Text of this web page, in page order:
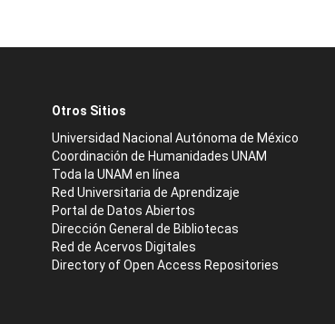
Otros Sitios
Universidad Nacional Autónoma de México
Coordinación de Humanidades UNAM
Toda la UNAM en línea
Red Universitaria de Aprendizaje
Portal de Datos Abiertos
Dirección General de Bibliotecas
Red de Acervos Digitales
Directory of Open Access Repositories